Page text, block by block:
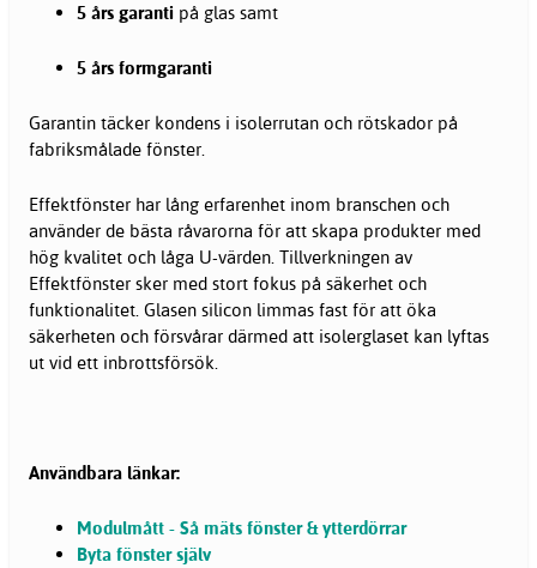
5 års garanti på glas samt
5 års formgaranti
Garantin täcker kondens i isolerrutan och rötskador på
fabriksmålade fönster.
Effektfönster har lång erfarenhet inom branschen och
använder de bästa råvarorna för att skapa produkter med
hög kvalitet och låga U-värden. Tillverkningen av
Effektfönster sker med stort fokus på säkerhet och
funktionalitet. Glasen silicon limmas fast för att öka
säkerheten och försvårar därmed att isolerglaset kan lyftas
ut vid ett inbrottsförsök.
Användbara länkar:
Modulmått - Så mäts fönster & ytterdörrar
Byta fönster själv